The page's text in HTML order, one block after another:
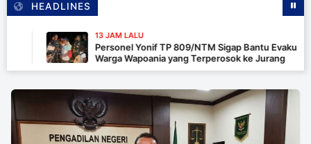
HEADLINES
13 JAM LALU
Personel Yonif TP 809/NTM Sigap Bantu Evakuasi
Warga Wapoania yang Terperosok ke Jurang